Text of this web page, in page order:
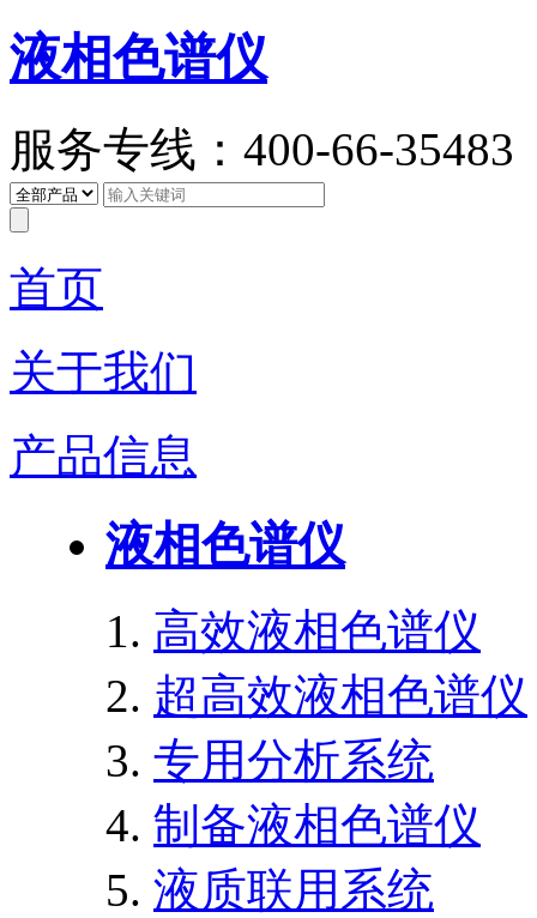
液相色谱仪
服务专线：400-66-35483
首页
关于我们
产品信息
液相色谱仪
高效液相色谱仪
超高效液相色谱仪
专用分析系统
制备液相色谱仪
液质联用系统